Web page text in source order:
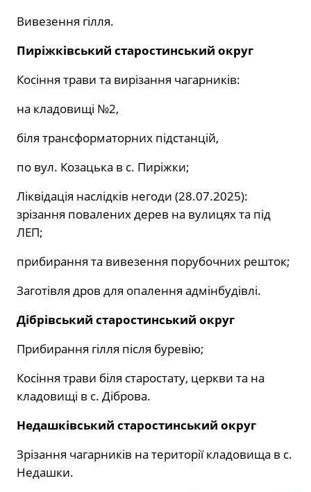
Вивезення гілля.
Пиріжківський старостинський округ
Косіння трави та вирізання чагарників:
на кладовищі №2,
біля трансформаторних підстанцій,
по вул. Козацька в с. Пиріжки;
Ліквідація наслідків негоди (28.07.2025):
зрізання повалених дерев на вулицях та під
ЛЕП;
прибирання та вивезення порубочних решток;
Заготівля дров для опалення адмінбудівлі.
Дібрівський старостинський округ
Прибирання гілля після буревію;
Косіння трави біля старостату, церкви та на
кладовищі в с. Діброва.
Недашківський старостинський округ
Зрізання чагарників на території кладовища в с.
Недашки.